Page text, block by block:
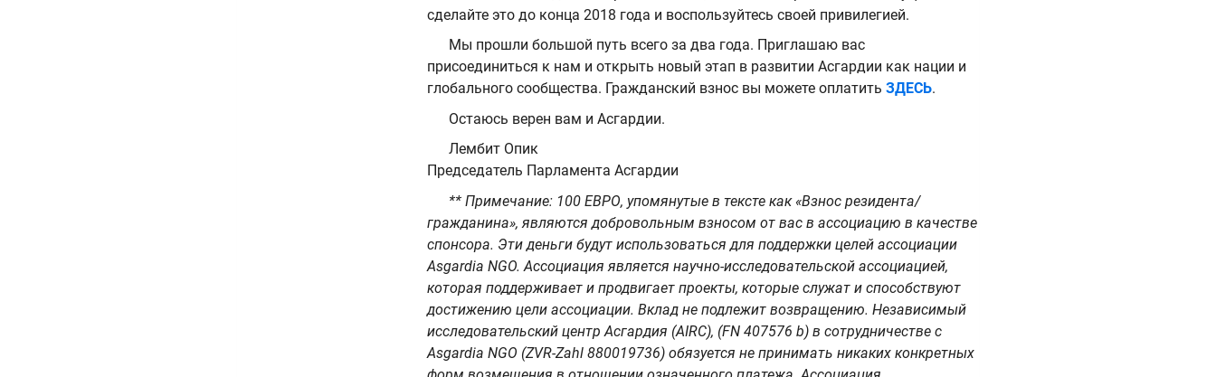
сделайте это до конца 2018 года и воспользуйтесь своей привилегией.
Мы прошли большой путь всего за два года. Приглашаю вас
присоединиться к нам и открыть новый этап в развитии Асгардии как нации и
глобального сообщества. Гражданский взнос вы можете оплатить ЗДЕСЬ.
Остаюсь верен вам и Асгардии.
Лембит Опик
Председатель Парламента Асгардии
** Примечание: 100 ЕВРО, упомянутые в тексте как «Взнос резидента/
гражданина», являются добровольным взносом от вас в ассоциацию в качестве
спонсора. Эти деньги будут использоваться для поддержки целей ассоциации
Asgardia NGO. Ассоциация является научно-исследовательской ассоциацией,
которая поддерживает и продвигает проекты, которые служат и способствуют
достижению цели ассоциации. Вклад не подлежит возвращению. Независимый
исследовательский центр Асгардия (AIRC), (FN 407576 b) в сотрудничестве с
Asgardia NGO (ZVR-Zahl 880019736) обязуется не принимать никаких конкретных